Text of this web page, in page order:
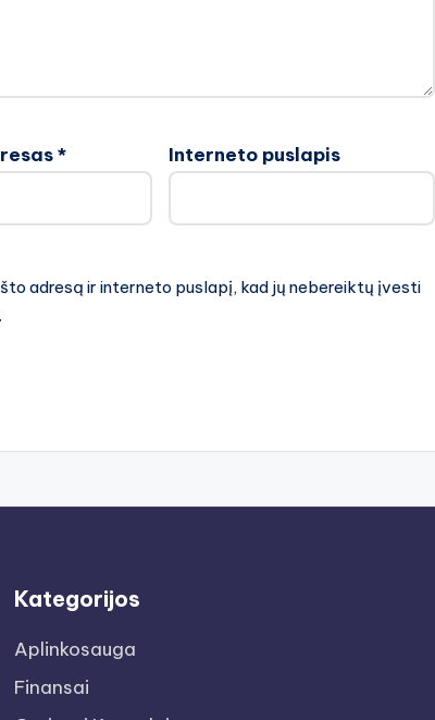
* Interneto puslapis
adresą ir interneto puslapį, kad jų nebereiktų įvesti
Kategorijos
Aplinkosauga
Finansai